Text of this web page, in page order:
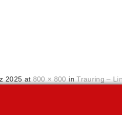
2025 at 800 × 800 inTrauring –